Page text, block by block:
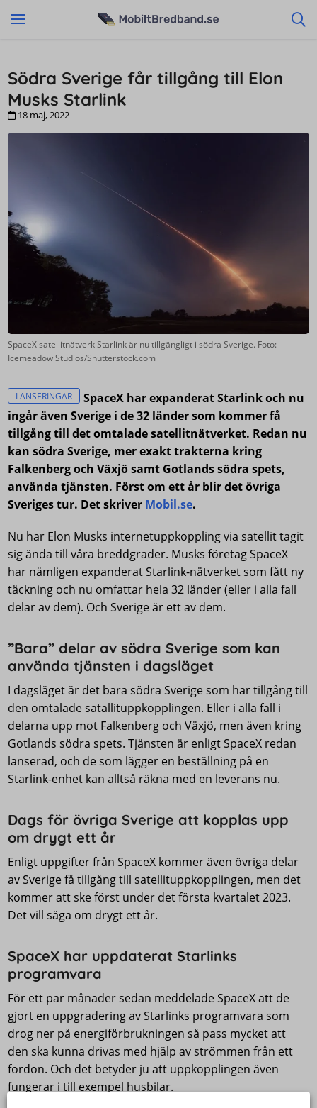
Södra Sverige får tillgång till Elon
Musks Starlink
18 maj, 2022
SpaceX satellitnätverk Starlink är nu tillgängligt i södra Sverige. Foto:
Icemeadow Studios/Shutterstock.com
LANSERINGAR
SpaceX har expanderat Starlink och nu
ingår även Sverige i de 32 länder som kommer få
tillgång till det omtalade satellitnätverket. Redan nu
kan södra Sverige, mer exakt trakterna kring
Falkenberg och Växjö samt Gotlands södra spets,
använda tjänsten. Först om ett år blir det övriga
Sveriges tur. Det skriver Mobil.se.
Nu har Elon Musks internetuppkoppling via satellit tagit
sig ända till våra breddgrader. Musks företag SpaceX
har nämligen expanderat Starlink-nätverket som fått ny
täckning och nu omfattar hela 32 länder (eller i alla fall
delar av dem). Och Sverige är ett av dem.
”Bara” delar av södra Sverige som kan
använda tjänsten i dagsläget
I dagsläget är det bara södra Sverige som har tillgång till
den omtalade satallituppkopplingen. Eller i alla fall i
delarna upp mot Falkenberg och Växjö, men även kring
Gotlands södra spets. Tjänsten är enligt SpaceX redan
lanserad, och de som lägger en beställning på en
Starlink-enhet kan alltså räkna med en leverans nu.
Dags för övriga Sverige att kopplas upp
om drygt ett år
Enligt uppgifter från SpaceX kommer även övriga delar
av Sverige få tillgång till satellituppkopplingen, men det
kommer att ske först under det första kvartalet 2023.
Det vill säga om drygt ett år.
SpaceX har uppdaterat Starlinks
programvara
För ett par månader sedan meddelade SpaceX att de
gjort en uppgradering av Starlinks programvara som
drog ner på energiförbrukningen så pass mycket att
den ska kunna drivas med hjälp av strömmen från ett
fordon. Och det betyder ju att uppkopplingen även
fungerar i till exempel husbilar.